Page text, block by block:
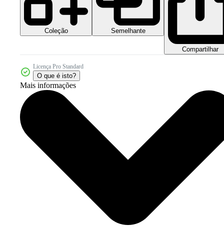
Coleção Semelhante
Compartilhar
Licença Pro Standard
O que é isto?
Mais informações